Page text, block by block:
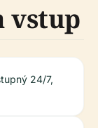
vstup
24/7,